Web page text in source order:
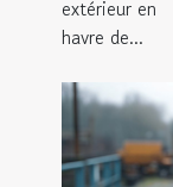
extérieur en
havre de...